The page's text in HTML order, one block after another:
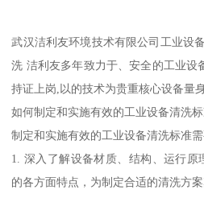
武汉洁利友环境技术有限公司工业设
洗 洁利友多年致力于、安全的工业设
持证上岗,以的技术为贵重核心设备量
如何制定和实施有效的工业设备清洗
制定和实施有效的工业设备清洗标准
1. 深入了解设备材质、结构、运行
的各方面特点，为制定合适的清洗方案